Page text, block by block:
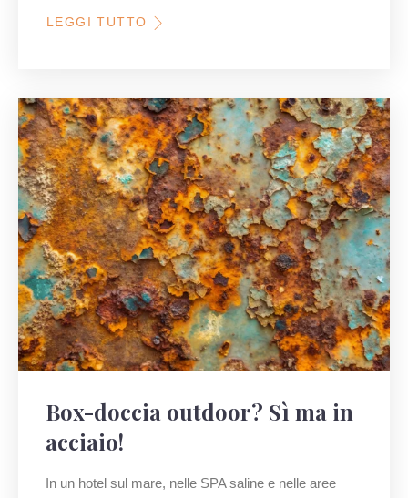
LEGGI TUTTO
Box-doccia outdoor? Sì ma in
acciaio!
In un hotel sul mare, nelle SPA saline e nelle aree